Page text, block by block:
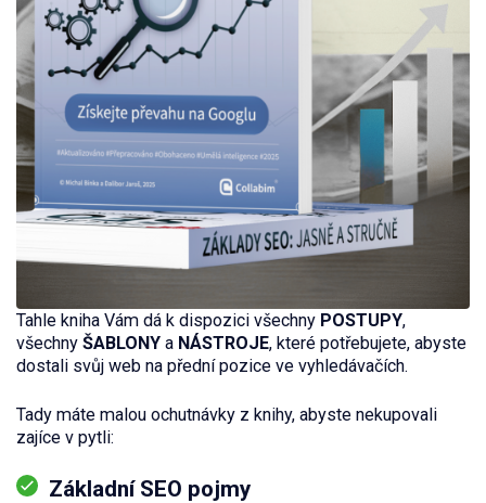
Tahle kniha Vám dá k dispozici všechny POSTUPY,
všechny ŠABLONY a NÁSTROJE, které potřebujete, abyste
dostali svůj web na přední pozice ve vyhledávačích.
Tady máte malou ochutnávky z knihy, abyste nekupovali
zajíce v pytli:
Základní SEO pojmy